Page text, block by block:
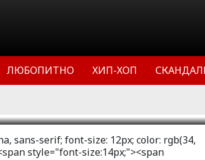
ЛЮБОПИТНО ХИП-ХОП
в световен мащаб се
не ни учудва.
перфектно
тя признава, че също
се гордее с него.
sans-serif; font-size: 12px; color: rgb(34,
style="font-size:14px;"><span